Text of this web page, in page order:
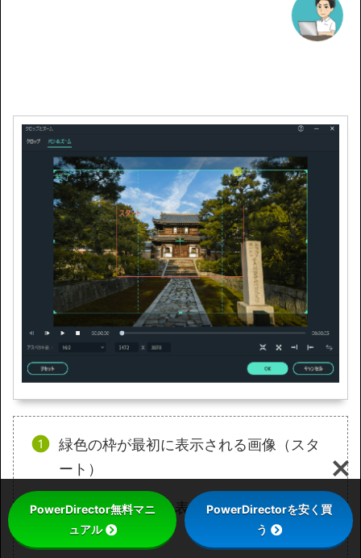
緑色の枠が最初に表示される画像（スタ
ート）
赤色の枠が最後に表示される画像（終
了）
PowerDirector無料マニ
ュアル
PowerDirectorを安く買
う